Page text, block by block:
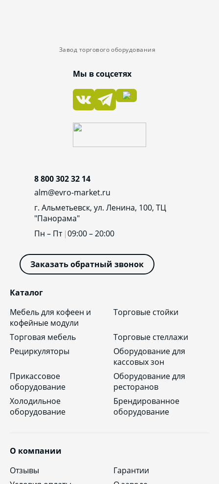
Завод торгового оборудования
Мы в соцсетях
Каталог
Мебель для кофеен и
кофейные модули
Торговые стойки
Торговая мебель
Торговые стеллажи
Рециркуляторы
Оборудование для
кассовых зон
Прикассовое
оборудование
Оборудование для
ресторанов
Холодильное
оборудование
Брендированное
оборудование
О компании
Отзывы
Гарантии
8 800 302 32 14
alm@evro-market.ru
г. Альметьевск, ул. Ленина, 100, ТЦ
"Панорама"
Пн – Пт 09:00 – 20:00
Заказать обратный звонок